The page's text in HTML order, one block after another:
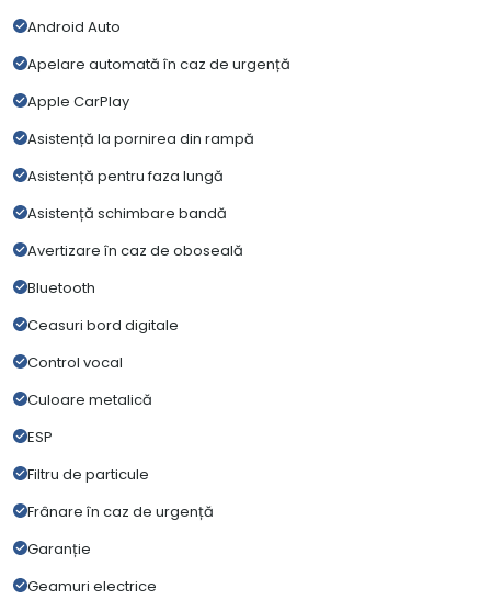
Android Auto
Apelare automată în caz de urgență
Apple CarPlay
Asistență la pornirea din rampă
Asistență pentru faza lungă
Asistență schimbare bandă
Avertizare în caz de oboseală
Bluetooth
Ceasuri bord digitale
Control vocal
Culoare metalică
ESP
Filtru de particule
Frânare în caz de urgență
Garanție
Geamuri electrice